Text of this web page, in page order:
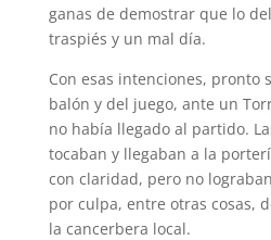
ganas de demostrar que lo
traspiés y un mal día.
Con esas intenciones, pronto
balón y del juego, ante un
no había llegado al partido.
tocaban y llegaban a la
con claridad, pero no
por culpa, entre otras cosas,
la cancerbera local.